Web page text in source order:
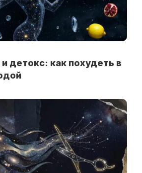
детокс: как похудеть в